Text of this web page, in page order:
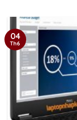
04
Th6